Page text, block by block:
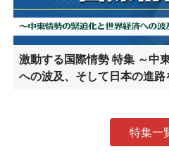
激動する国際情勢 特集 ～中
への波及、そして日本の進路
特集一